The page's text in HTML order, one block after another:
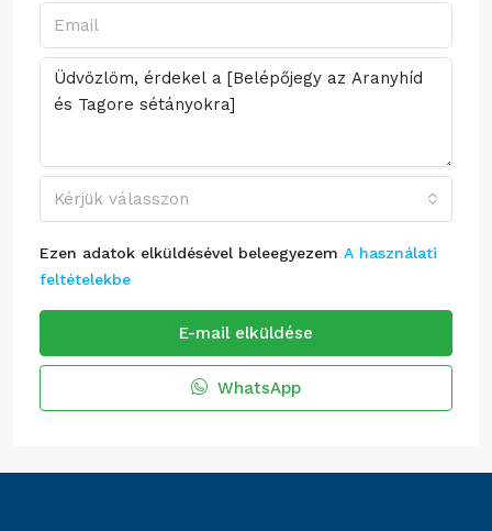
Kérjük válasszon
Ezen adatok elküldésével beleegyezem A használati
feltételekbe
E-mail elküldése
WhatsApp